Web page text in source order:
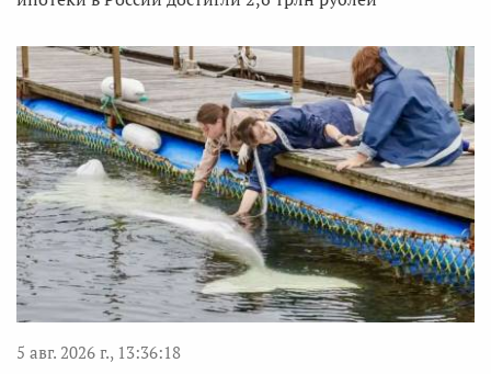
5 авг. 2026 г., 13:36:18